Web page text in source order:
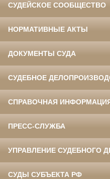
СУДЕЙСКОЕ СООБЩЕСТВО
НОРМАТИВНЫЕ АКТЫ
ДОКУМЕНТЫ СУДА
СУДЕБНОЕ
СПРАВОЧНАЯ
ПРЕСС-СЛУЖБА
УПРАВЛЕНИЕ СУДЕБНОГО
СУДЫ СУБЪЕКТА РФ